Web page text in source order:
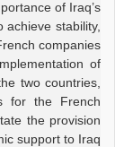
of Iraq’s
stability,
companies
of
two countries,
for the French
the provision
support to Iraq.